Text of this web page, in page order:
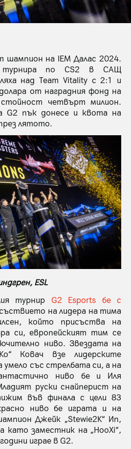
шампион на IEM Далас 2024.
по CS2 в САЩ
над Team Vitality с 2:1 и
от наградния фонд на
четвърт милион.
G2 пък донесе и квота на
лятото.
ESL
турнир G2 Esports бе с
на лидера на тима
който присъства на
си, европейският тим се
ниво. Звездата на
Ковач взе лидерските
умело със стрелбата си, а на
ниво бе и Иля
руски снайперист на
във финала с цели 83
ниво бе играта и на
Джейк „Stewie2K“ Ип,
като заместник на „HooXi“,
играе в G2.